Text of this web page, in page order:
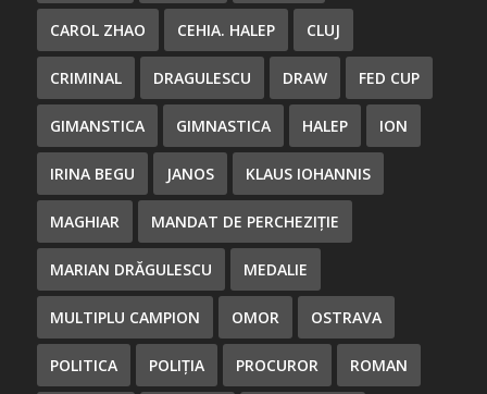
CAROL ZHAO CEHIA. HALEP CLUJ
CRIMINAL DRAGULESCU DRAW FED CUP
GIMANSTICA GIMNASTICA HALEP ION
IRINA BEGU JANOS KLAUS IOHANNIS
MAGHIAR MANDAT DE PERCHEZIȚIE
MARIAN DRĂGULESCU MEDALIE
MULTIPLU CAMPION OMOR OSTRAVA
POLITICA POLIȚIA PROCUROR ROMAN